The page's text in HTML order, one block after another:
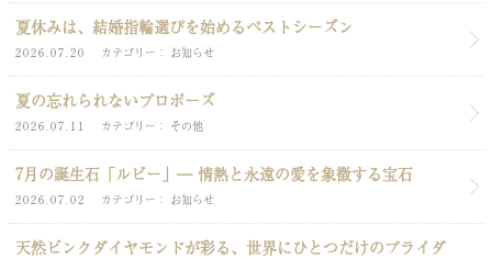
夏休みは、結婚指輪選びを始めるベストシーズン
2026.07.20 カテゴリー お知らせ
夏の忘れられないプロポーズ
2026.07.11 カテゴリー その他
7月の誕生石「ルビー」― 情熱と永遠の愛を象徴する宝石
2026.07.02 カテゴリー お知らせ
天然ピンクダイヤモンドが彩る、世界にひとつだけのブライダ